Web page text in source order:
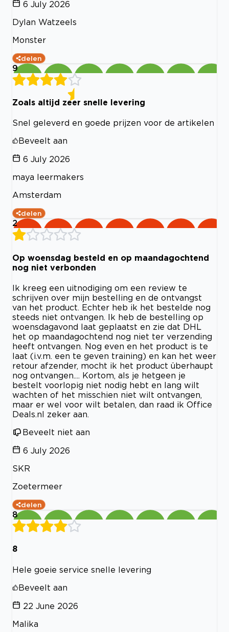
6 July 2026
Dylan Watzeels
Monster
delen
9
Zoals altijd zeer snelle levering
Snel geleverd en goede prijzen voor de artikelen
Beveelt aan
6 July 2026
maya leermakers
Amsterdam
delen
2
Op woensdag besteld en op maandagochtend
nog niet verbonden
Ik kreeg een uitnodiging om een review te
schrijven over mijn bestelling en de ontvangst
van het product. Echter heb ik het bestelde nog
steeds niet ontvangen. Ik heb de bestelling op
woensdagavond laat geplaatst en zie dat DHL
het op maandagochtend nog niet ter verzending
heeft ontvangen. Nog even en het product is te
laat (i.v.m. een te geven training) en kan het weer
retour afzender, mocht ik het product überhaupt
nog ontvangen.... Kortom, als je hetgeen je
bestelt voorlopig niet nodig hebt en lang wilt
wachten of het misschien niet wilt ontvangen,
maar er wel voor wilt betalen, dan raad ik Office
Deals.nl zeker aan.
Beveelt niet aan
6 July 2026
SKR
Zoetermeer
delen
8
8
Hele goeie service snelle levering
Beveelt aan
22 June 2026
Malika